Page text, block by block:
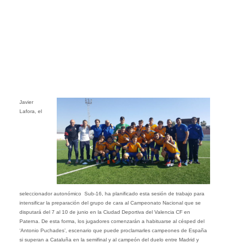
Javier
Lafora, el
seleccionador autonómico Sub-16, ha planificado esta sesión de trabajo para
intensificar la preparación del grupo de cara al Campeonato Nacional que se
disputará del 7 al 10 de junio en la Ciudad Deportiva del Valencia CF en
Paterna. De esta forma, los jugadores comenzarán a habituarse al césped del
‘Antonio Puchades’, escenario que puede proclamarles campeones de España
si superan a Cataluña en la semifinal y al campeón del duelo entre Madrid y